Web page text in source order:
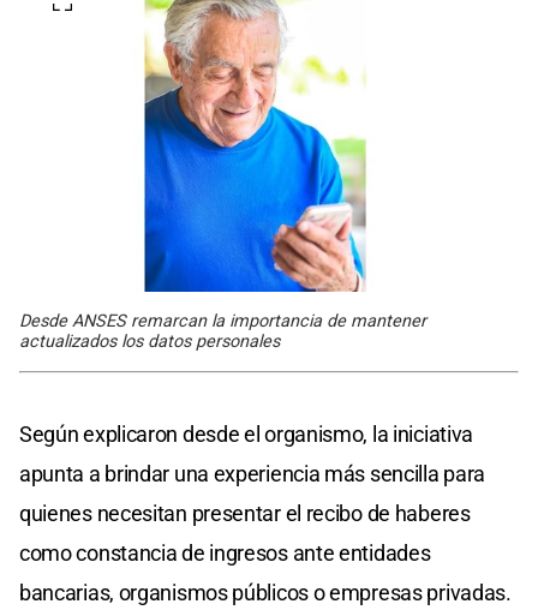
Desde ANSES remarcan la importancia de mantener
actualizados los datos personales
Según explicaron desde el organismo, la iniciativa
apunta a brindar una experiencia más sencilla para
quienes necesitan presentar el recibo de haberes
como constancia de ingresos ante entidades
bancarias, organismos públicos o empresas privadas.